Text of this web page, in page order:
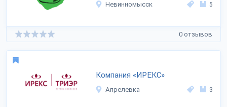
Невинномысск 5
0 отзывов
Компания «ИРЕКС»
Апрелевка 3